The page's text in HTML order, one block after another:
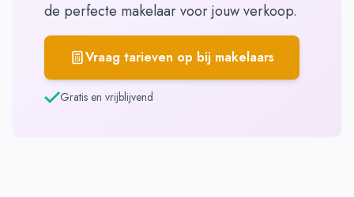
de perfecte makelaar voor jouw verkoop.
Vraag tarieven op bij makelaars
Gratis en vrijblijvend